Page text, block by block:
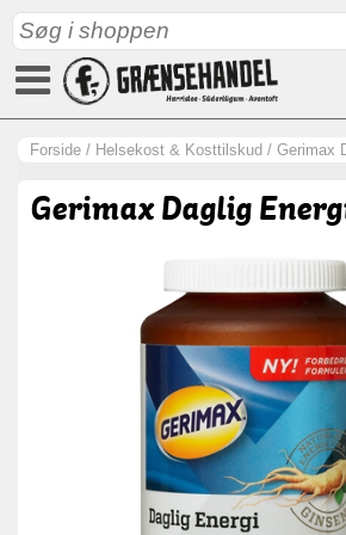
Forside / Helsekost & Kosttilskud / Gerimax
Gerimax Daglig